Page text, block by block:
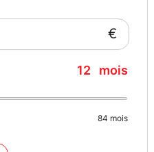
et de 14h00 à 18h30
et jours fériés sur RDV
€
12 mois
84 mois